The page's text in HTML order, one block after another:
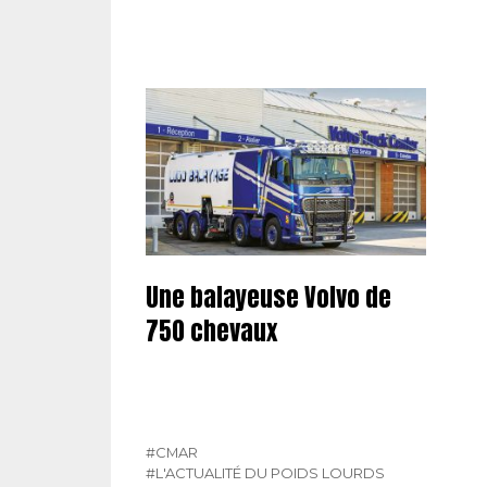
Une balayeuse Volvo de
750 chevaux
#CMAR
#L'ACTUALITÉ DU POIDS LOURDS